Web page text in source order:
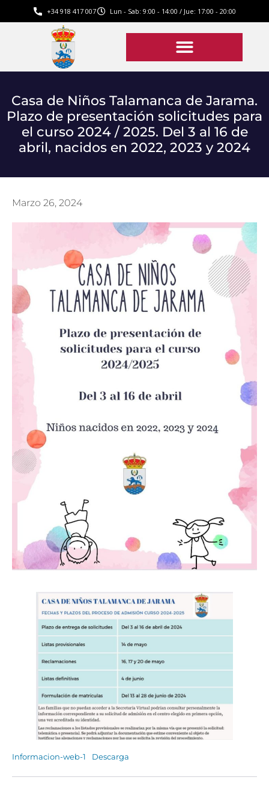
+34 918 417 007 Lun - Sab: 9:00 - 14:00 / Jue: 17:00 - 20:00
Casa de Niños Talamanca de Jarama.
Plazo de presentación solicitudes para
el curso 2024 / 2025. Del 3 al 16 de
abril, nacidos en 2022, 2023 y 2024
Marzo 26, 2024
Informacion-web-1 Descarga